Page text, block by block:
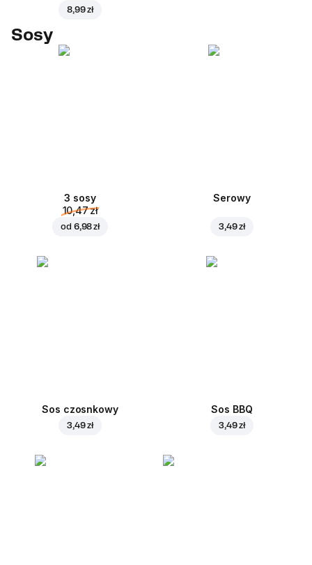
8,99 zł
Sosy
3 sosy
10,47 zł
od 6,98 zł
Serowy
3,49 zł
Sos czosnkowy
3,49 zł
Sos BBQ
3,49 zł